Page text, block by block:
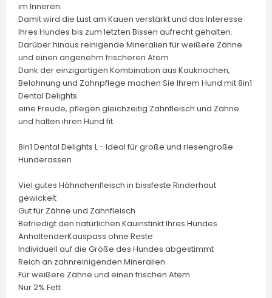
im Inneren.
Damit wird die Lust am Kauen verstärkt und das Interesse
Ihres Hundes bis zum letzten Bissen aufrecht gehalten.
Darüber hinaus reinigende Mineralien für weißere Zähne
und einen angenehm frischeren Atem.
Dank der einzigartigen Kombination aus Kauknochen,
Belohnung und Zahnpflege machen Sie Ihrem Hund mit 8in1
Dental Delights
eine Freude, pflegen gleichzeitig Zahnfleisch und Zähne
und halten ihren Hund fit.
8in1 Dental Delights L - Ideal für große und riesengroße
Hunderassen
Viel gutes Hähnchenfleisch in bissfeste Rinderhaut
gewickelt
Gut für Zähne und Zahnfleisch
Befriedigt den natürlichen Kauinstinkt Ihres Hundes
AnhaltenderKauspass ohne Reste
Individuell auf die Größe des Hundes abgestimmt
Reich an zahnreinigenden Mineralien
Für weißere Zähne und einen frischen Atem
Nur 2% Fett